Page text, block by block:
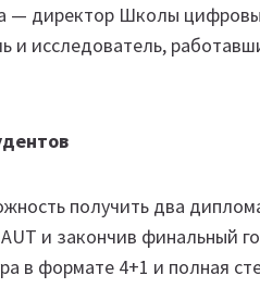
— директор Школы
и исследователь,
получить два
и закончив финальный
в формате 4+1 и полная